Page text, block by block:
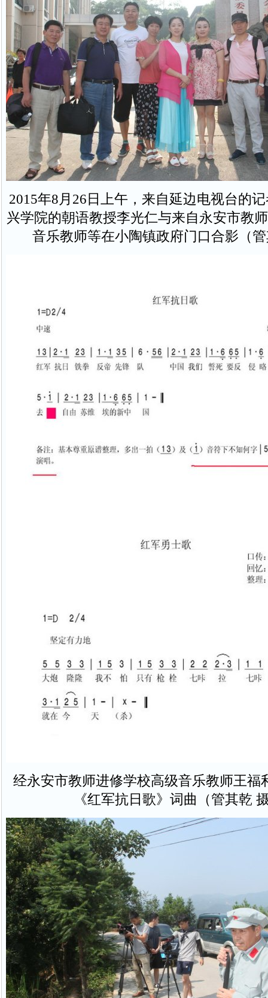
2015年8月26日上午，来自延边电视台的
兴学院的朝语教授李光仁与来自永安市教
音乐教师等在小陶镇政府门口合影（
经永安市教师进修学校高级音乐教师王福
《红军抗日歌》词曲（管其乾